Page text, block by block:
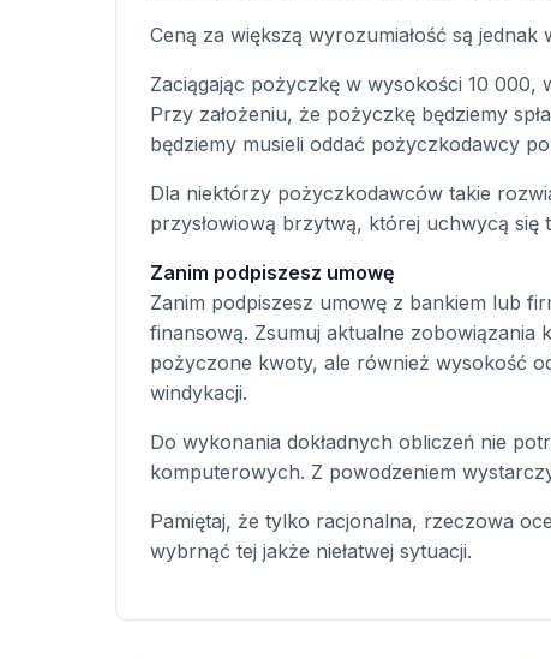
Ceną za większą wyrozumiałość są jednak
Zaciągając pożyczkę w wysokości 10 000,
Przy założeniu, że pożyczkę będziemy
będziemy musieli oddać pożyczkodawcy
Dla niektórzy pożyczkodawców takie
przysłowiową brzytwą, której uchwycą się
Zanim podpiszesz umowę
Zanim podpiszesz umowę z bankiem lub
finansową. Zsumuj aktualne
pożyczone kwoty, ale również wysokość
windykacji.
Do wykonania dokładnych obliczeń nie
komputerowych. Z powodzeniem
Pamiętaj, że tylko racjonalna, rzeczowa
wybrnąć tej jakże niełatwej sytuacji.